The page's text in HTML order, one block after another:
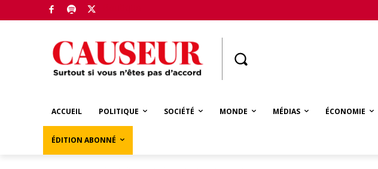
ACCUEIL POLITIQUE SOCIÉTÉ MONDE MÉDIAS ÉCONOMIE
ÉDITION ABONNÉ